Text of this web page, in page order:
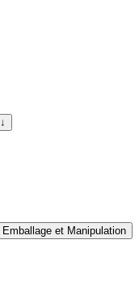
↓
Emballage et Manipulation